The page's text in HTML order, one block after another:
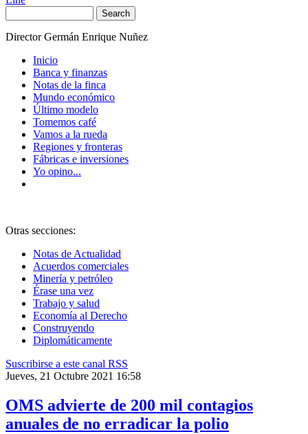
Search
Director Germán Enrique Nuñez
Inicio
Banca y finanzas
Notas de la finca
Mundo económico
Último modelo
Tomemos café
Vamos a la rueda
Regiones y fronteras
Fábricas e inversiones
Yo opino...
Otras secciones:
Notas de Actualidad
Acuerdos comerciales
Minería y petróleo
Érase una vez
Trabajo y salud
Economía al Derecho
Construyendo
Diplomáticamente
Suscribirse a este canal RSS
Jueves, 21 Octubre 2021 16:58
OMS advierte de 200 mil contagios
anuales de no erradicar la polio